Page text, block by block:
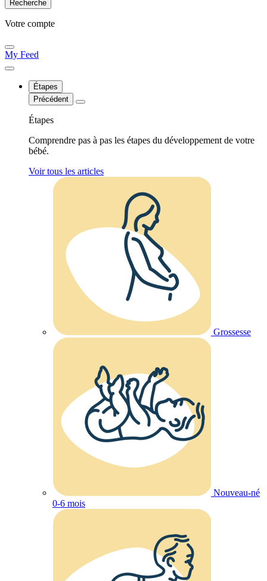
Votre compte​
My Feed
Étapes
Précédent
Étapes
Comprendre pas à pas les étapes du développement de votre
bébé.
Voir tous les articles
Grossesse
Nouveau-né
0-6 mois